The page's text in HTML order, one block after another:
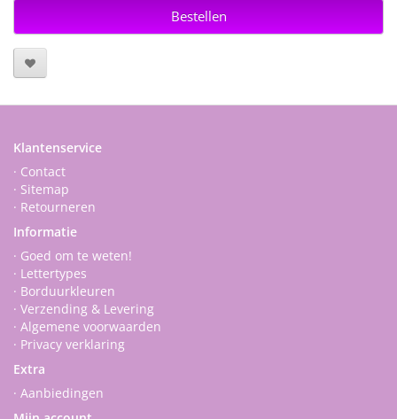
Bestellen
Klantenservice
· Contact
· Sitemap
· Retourneren
Informatie
· Goed om te weten!
· Lettertypes
· Borduurkleuren
· Verzending & Levering
· Algemene voorwaarden
· Privacy verklaring
Extra
· Aanbiedingen